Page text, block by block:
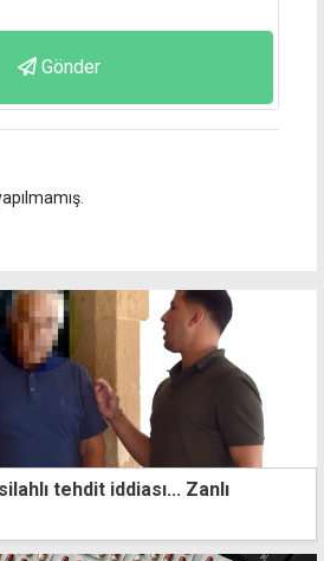
Gönder
tehdit iddiası... Zanlı